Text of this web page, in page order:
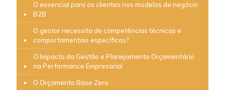
O essencial para os clientes nos modelos de negócio
B2B
O gestor necessita de competências técnicas e
comportamentais específicas?
O Impacto da Gestão e Planejamento Orçamentário
na Performance Empresarial
O Orçamento Base Zero